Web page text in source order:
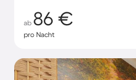
ab 86 €
pro Nacht